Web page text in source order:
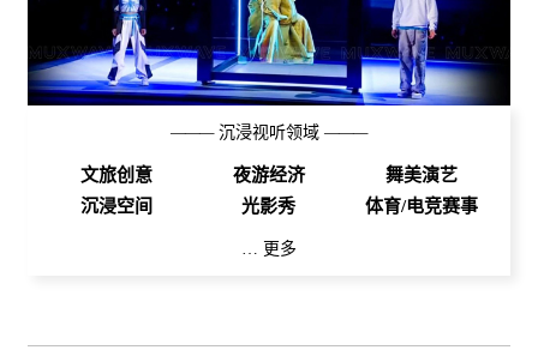
———沉浸视听领域 ———
文旅创意 夜游经济
舞美演艺
沉浸空间
光影秀 体育/电竞赛事
… 更多